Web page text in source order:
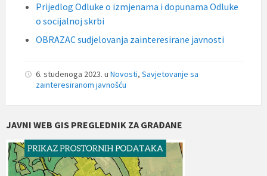
Prijedlog Odluke o izmjenama i dopunama Odluke
o socijalnoj skrbi
OBRAZAC sudjelovanja zainteresirane javnosti
6. studenoga 2023. u Novosti, Savjetovanje sa
zainteresiranom javnošću
JAVNI WEB GIS PREGLEDNIK ZA GRAĐANE